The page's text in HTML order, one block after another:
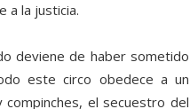
a la justicia.
deviene de haber sometido
este circo obedece a un
el secuestro del